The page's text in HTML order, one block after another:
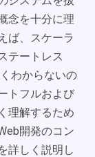
念を十分に理
ば、スケーラ
テートレス
わからないの
トフルおよび
理解するため
開発のコン
詳しく説明し